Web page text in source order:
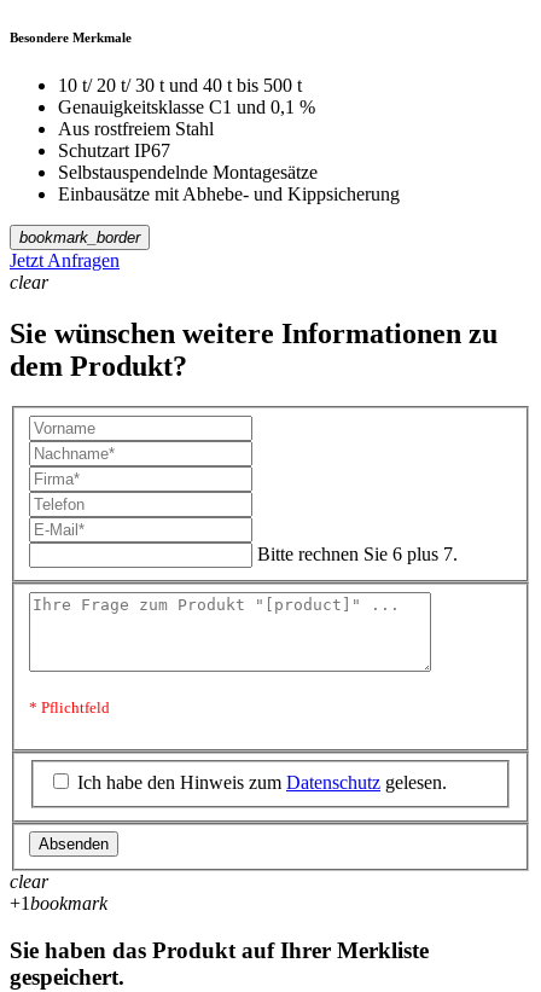
Besondere Merkmale
10 t/ 20 t/ 30 t und 40 t bis 500 t
Genauigkeitsklasse C1 und 0,1 %
Aus rostfreiem Stahl
Schutzart IP67
Selbstauspendelnde Montagesätze
Einbausätze mit Abhebe- und Kippsicherung
bookmark_border
Jetzt Anfragen
clear
Sie wünschen weitere Informationen zu
dem Produkt?
Bitte rechnen Sie 6 plus 7.
* Pflichtfeld
Ich habe den Hinweis zum Datenschutz gelesen.
Absenden
clear
+1bookmark
Sie haben das Produkt auf Ihrer Merkliste
gespeichert.